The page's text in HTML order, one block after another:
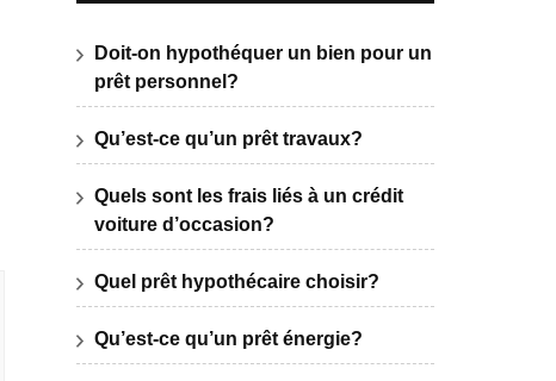
Doit-on hypothéquer un bien pour un
prêt personnel?
Qu’est-ce qu’un prêt travaux?
Quels sont les frais liés à un crédit
voiture d’occasion?
Quel prêt hypothécaire choisir?
Qu’est-ce qu’un prêt énergie?